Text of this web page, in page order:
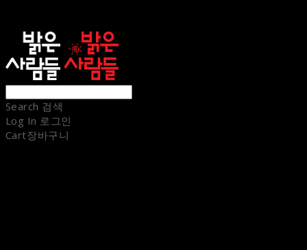
Search 검색
Log In 로그인
Cart장바구니